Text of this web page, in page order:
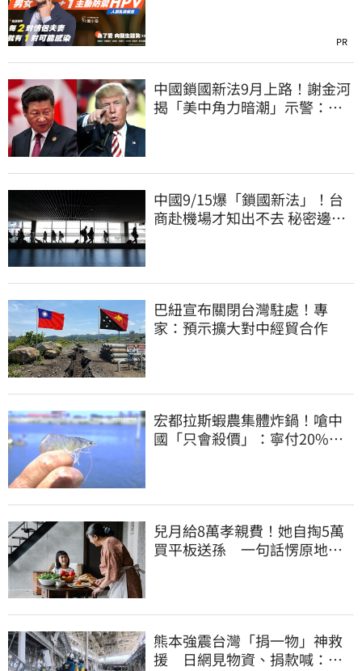
PR
中國鎖國新法9月上路！謝金河
揭「美中角力暗潮」示警：台
中國9/15爆「鎖國新法」！台
商赴機場才知出不去 秘密邊控
巴紐宣布關閉台灣駐處！專
家：預示擴大對中經貿合作
宏都拉斯蝦農集體炸鍋！嗆中
國「只會殺價」：寧付20%關
兒月給8萬孝親費！她自掏5萬
買平板送孫 一句話愣原地
熊本強震台灣「捐一物」神救
援 日網見物資、捐款喊：給